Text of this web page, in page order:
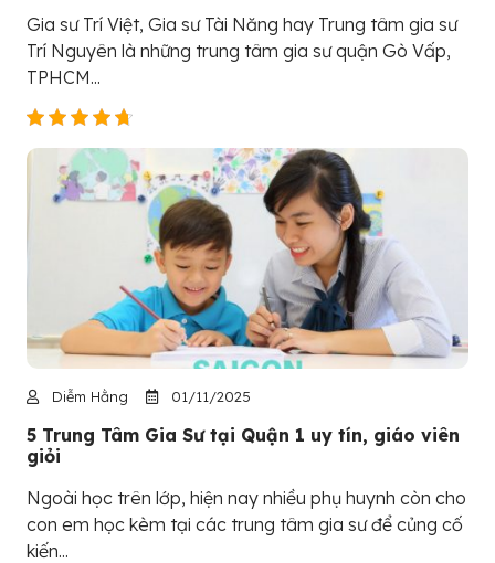
Gia sư Trí Việt, Gia sư Tài Năng hay Trung tâm gia sư
Trí Nguyên là những trung tâm gia sư quận Gò Vấp,
TPHCM...
Diễm Hằng 01/11/2025
5 Trung Tâm Gia Sư tại Quận 1 uy tín, giáo viên
giỏi
Ngoài học trên lớp, hiện nay nhiều phụ huynh còn cho
con em học kèm tại các trung tâm gia sư để củng cố
kiến...